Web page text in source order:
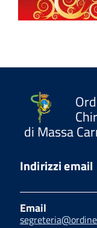
di Massa
Indirizzi email
Email